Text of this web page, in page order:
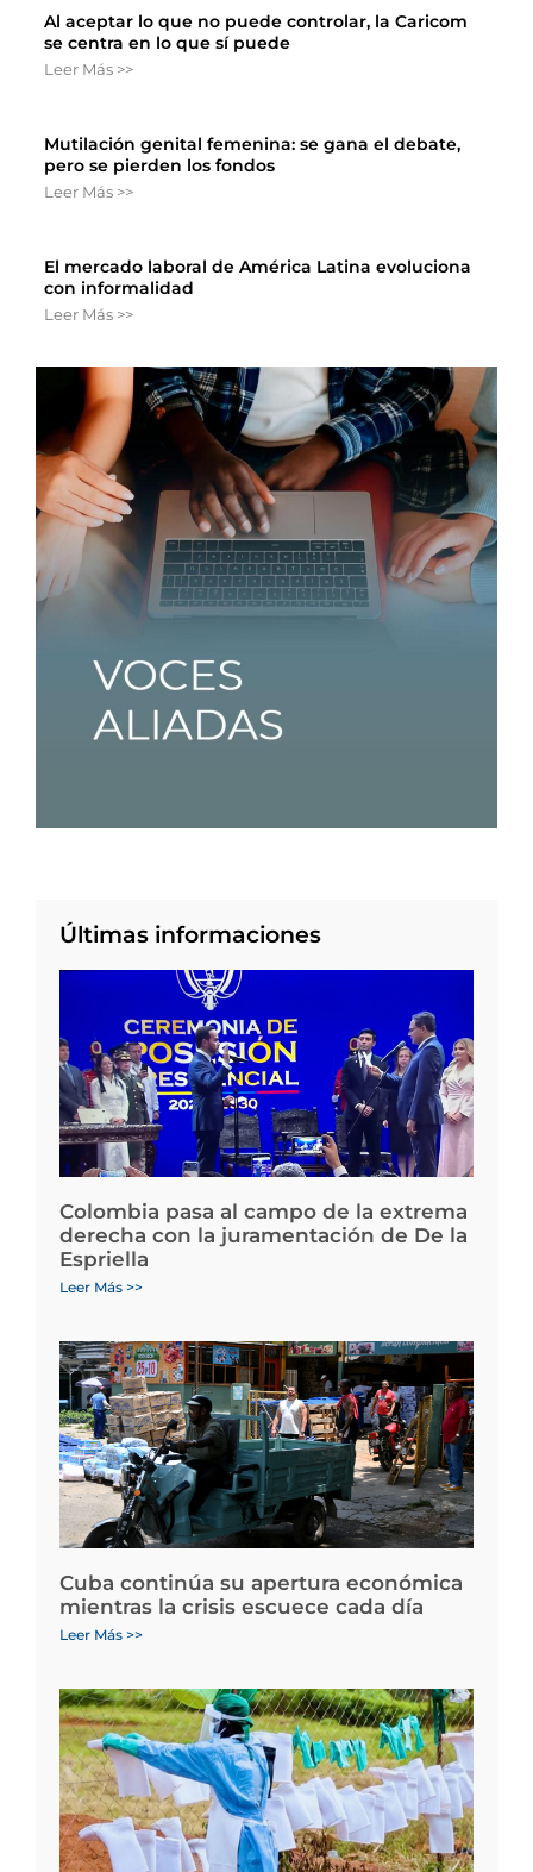
Al aceptar lo que no puede controlar, la Caricom
se centra en lo que sí puede
Leer Más >>
Mutilación genital femenina: se gana el debate,
pero se pierden los fondos
Leer Más >>
El mercado laboral de América Latina evoluciona
con informalidad
Leer Más >>
Últimas informaciones
Colombia pasa al campo de la extrema
derecha con la juramentación de De la
Espriella
Leer Más >>
Cuba continúa su apertura económica
mientras la crisis escuece cada día
Leer Más >>